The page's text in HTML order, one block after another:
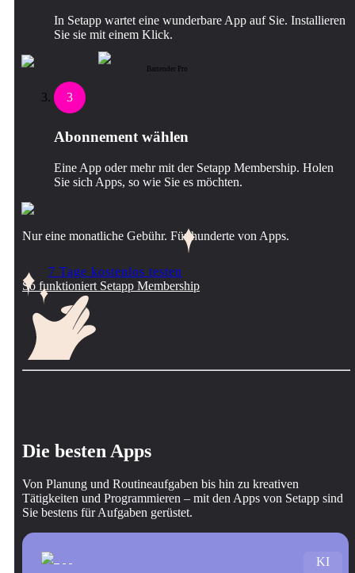
In Setapp wartet eine wunderbare App auf Sie. Installieren
Sie sie mit einem Klick.
Bartender Pro
3
Abonnement wählen
Eine App oder mehr mit der Setapp Membership. Holen
Sie sich Apps, so wie Sie es möchten.
Nur eine monatliche Gebühr. Für hunderte von Apps.
7 Tage kostenlos testen
So funktioniert Setapp Membership
Die besten Apps
Von Planung und Routineaufgaben bis hin zu kreativen
Tätigkeiten und Programmieren – mit den Apps von Setapp sind
Sie bestens für Aufgaben gerüstet.
KI